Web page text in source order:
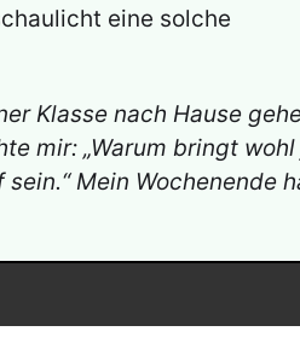
eine solche
Klasse nach Hause
mir: „Warum bringt
Mein Wochenende